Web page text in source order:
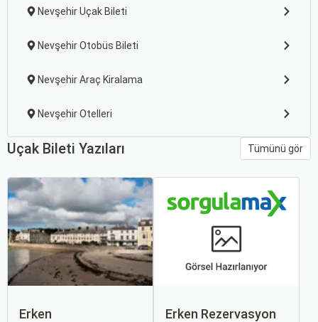
Nevşehir Uçak Bileti
Nevşehir Otobüs Bileti
Nevşehir Araç Kiralama
Nevşehir Otelleri
Uçak Bileti Yazıları Tümünü gör
Erken
Erken Rezervasyon